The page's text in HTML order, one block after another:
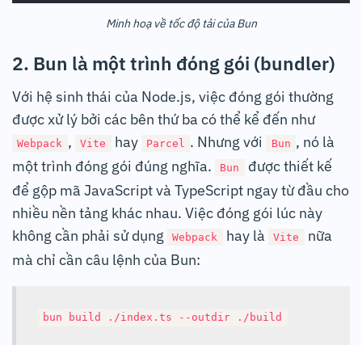
Minh hoạ về tốc độ tải của Bun
2. Bun là một trình đóng gói (bundler)
Với hệ sinh thái của Node.js, việc đóng gói thường
được xử lý bởi các bên thứ ba có thể kể đến như
Webpack , Vite hay Parcel . Nhưng với Bun , nó là
một trình đóng gói đúng nghĩa.
Bun
được thiết kế
để gộp mã JavaScript và TypeScript ngay từ đầu cho
nhiều nền tảng khác nhau. Việc đóng gói lúc này
không cần phải sử dụng
Webpack hay là Vite
nữa
mà chỉ cần câu lệnh của Bun:
bun build ./index.ts --outdir ./build